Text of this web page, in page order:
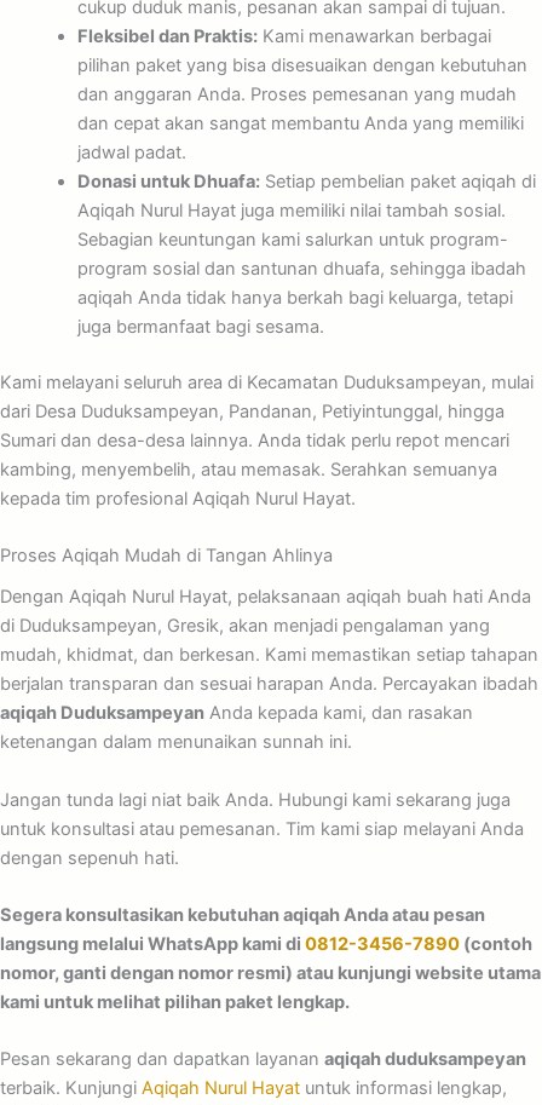
cukup duduk manis, pesanan akan sampai di tujuan.
Fleksibel dan Praktis:Kami menawarkan berbagai
pilihan paket yang bisa disesuaikan dengan kebutuhan
dan anggaran Anda. Proses pemesanan yang mudah
dan cepat akan sangat membantu Anda yang memiliki
jadwal padat.
Donasi untuk Dhuafa:Setiap pembelian paket aqiqah di
Aqiqah Nurul Hayat juga memiliki nilai tambah sosial.
Sebagian keuntungan kami salurkan untuk program-
program sosial dan santunan dhuafa, sehingga ibadah
aqiqah Anda tidak hanya berkah bagi keluarga, tetapi
juga bermanfaat bagi sesama.
Kami melayani seluruh area di Kecamatan Duduksampeyan, mulai
dari Desa Duduksampeyan, Pandanan, Petiyintunggal, hingga
Sumari dan desa-desa lainnya. Anda tidak perlu repot mencari
kambing, menyembelih, atau memasak. Serahkan semuanya
kepada tim profesional Aqiqah Nurul Hayat.
Proses Aqiqah Mudah di Tangan Ahlinya
Dengan Aqiqah Nurul Hayat, pelaksanaan aqiqah buah hati Anda
di Duduksampeyan, Gresik, akan menjadi pengalaman yang
mudah, khidmat, dan berkesan. Kami memastikan setiap tahapan
berjalan transparan dan sesuai harapan Anda. Percayakan ibadah
aqiqah Duduksampeyan Anda kepada kami, dan rasakan
ketenangan dalam menunaikan sunnah ini.
Jangan tunda lagi niat baik Anda. Hubungi kami sekarang juga
untuk konsultasi atau pemesanan. Tim kami siap melayani Anda
dengan sepenuh hati.
Segera konsultasikan kebutuhan aqiqah Anda atau pesan
langsung melalui WhatsApp kami di 0812-3456-7890 (contoh
nomor, ganti dengan nomor resmi) atau kunjungi website utama
kami untuk melihat pilihan paket lengkap.
Pesan sekarang dan dapatkan layanan aqiqah duduksampeyan
terbaik. Kunjungi Aqiqah Nurul Hayat untuk informasi lengkap,